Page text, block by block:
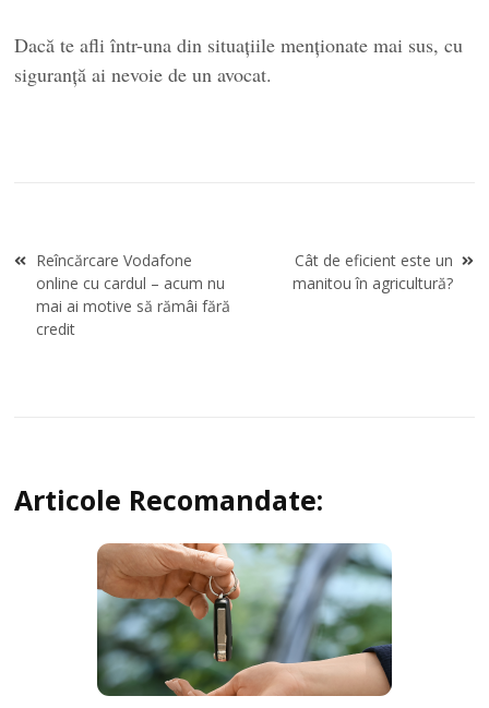
Dacă te afli într-una din situațiile menționate mai sus, cu
siguranță ai nevoie de un avocat.
Navigare
în
articole
Reîncărcare Vodafone
online cu cardul – acum nu
mai ai motive să rămâi fără
credit
Cât de eficient este un
manitou în agricultură?
Articole Recomandate: